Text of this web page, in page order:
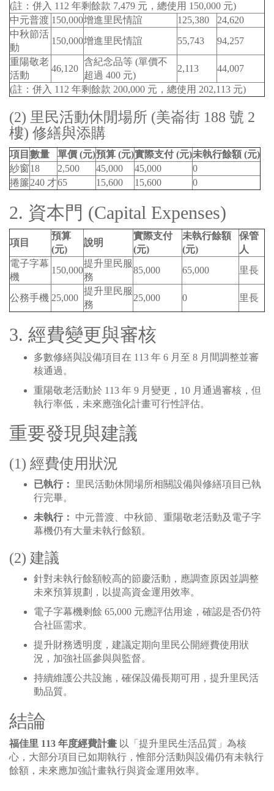
(註：併入 112 年剩餘款 7,479 元，總使用 150,000 元)
中元普渡 150,000增進里民情誼 125,380
24,620
中秋節活
動
150,000增進里民情誼 55,743
94,257
重陽敬老
活動
46,120
含紀念品等 (單價不
超過 400 元)
2,113
44,007
(註：併入 112 年剩餘款 200,000 元，總使用 202,113 元)
(2) 里民活動休閒場所 (美崙街 188 號 2
樓) 修繕與添購
項目 數量 單價 (元)預算 (元)實際支付 (元)未執行餘額 (元)
紗窗18 2,500 45,000 45,000
0
捲簾240 才65 15,600 15,600 0
2. 資本門 (Capital Expenses)
項目
預算
(元)
說明
實際支付
(元)
未執行餘額
(元)
保管
人
電子字幕
機
150,000
提升里民服
務
85,000 65,000 里長
公務手機 25,000
提升里民服
務
25,000 0 里長
3. 經費變更與審核
多數修繕與設備項目在 113 年 6 月至 8 月間調整並審
核通過。
重陽敬老活動於 113 年 9 月變更，10 月通過審核，但
執行率低，未來應強化計畫可行性評估。
重要發現與建議
(1) 經費使用狀況
已執行：
里民活動休閒場所相關設備與修繕項目已執
行完畢。
未執行：
中元普渡、中秋節、重陽敬老活動及電子字
幕機仍有大量未執行餘額。
(2) 建議
針對未執行餘額較高的節慶活動，應調查原因並調整
未來預算規劃，以提高資金運用效率。
電子字幕機剩餘 65,000 元應評估用途，確認是否仍符
合社區需求。
提升財務透明度，建議定期向里民公開經費使用狀
況，加強社區參與與監督。
持續維護公共設施，確保設備長期可用，提升里民活
動品質。
結論
福佳里 113 年度經費計畫 以「提升里民生活品質」為核
心，大部分項目已如期執行，惟部分活動與設備仍有未執行
餘額，未來應加強計畫執行與資金運用效率。